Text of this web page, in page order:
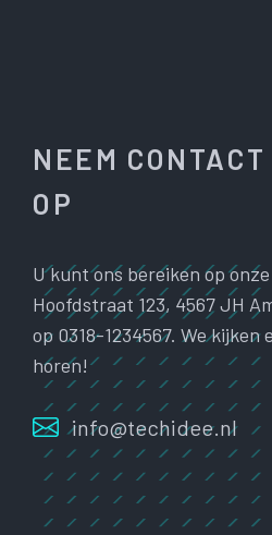
NEEM
OP
U kunt ons bereiken op
Hoofdstraat 123, 4567 JH
op 0318-1234567. We
horen!
info@techidee.nl